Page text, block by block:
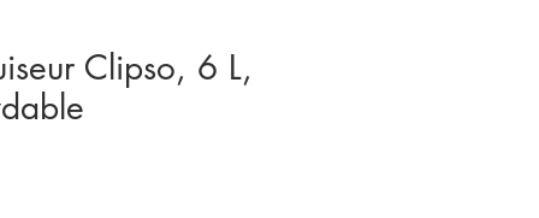
Clipso, 6 L,